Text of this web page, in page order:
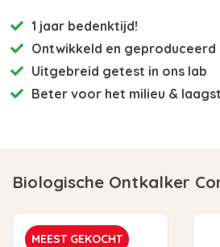
1 jaar bedenktijd!
Ontwikkeld en geproduceerd
Uitgebreid getest in ons lab
Beter voor het milieu &
Biologische Ontkalker
MEEST GEKOCHT